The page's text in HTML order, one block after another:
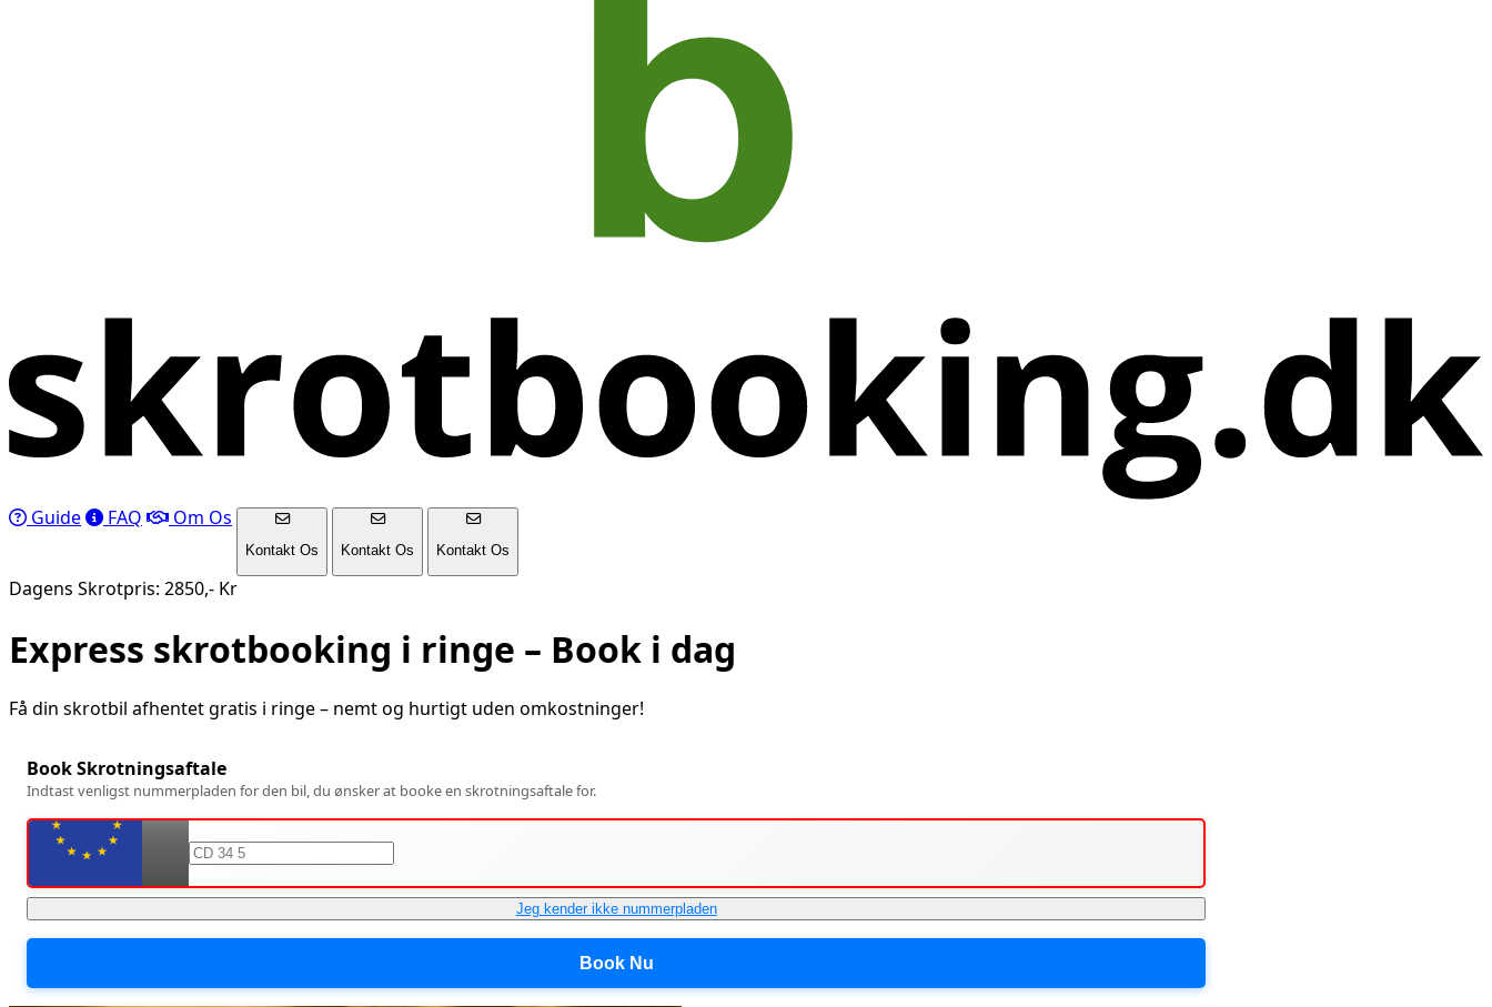
Guide FAQ Om Os
Kontakt Os Kontakt Os Kontakt Os
Dagens Skrotpris: 2850,- Kr
Express skrotbooking i ringe – Book i dag
Få din skrotbil afhentet gratis i ringe– nemt og hurtigt uden omkostninger!
Book Skrotningsaftale
Indtast venligst nummerpladen for den bil, du ønsker at booke en skrotningsaftale for.
Jeg kender ikke nummerpladen
Book Nu